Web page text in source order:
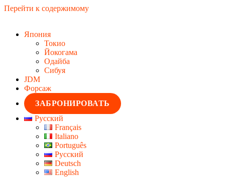
Перейти к содержимому
Япония
Токио
Йокогама
Одайба
Сибуя
JDM
Форсаж
ЗАБРОНИРОВАТЬ
Русский
Français
Italiano
Português
Русский
Deutsch
English